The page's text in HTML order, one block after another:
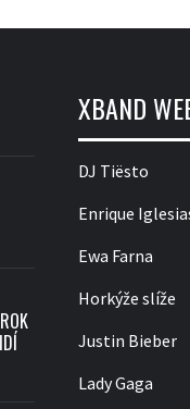
XBAND
DJ Tiësto
Enrique
Ewa Farna
Horkýže slíže
Justin Bieber
Lady Gaga